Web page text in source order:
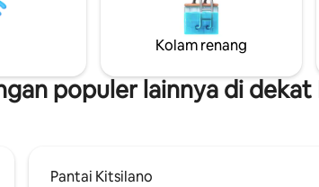
dinding laut, dan kafe-kafe di
dengan Yaletown, Robson,
berada di dekatnya. Tempat
senang menyambut Anda!
semarak, Anda
dari restoran,
di Vancouver.
berjarak 7 menit
gaya modern
yang nyaman,
Kolam renang
populer lainnya di dekat
Pantai Kitsilano